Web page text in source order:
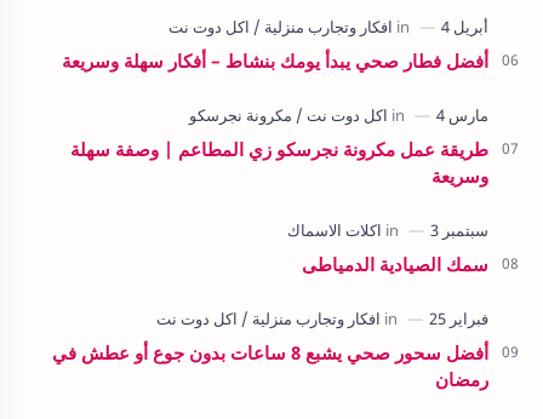
أفضل فطار صحي يبدأ يومك بنشاط – أفكار سهلة وسريعة
طريقة عمل مكرونة نجرسكو زي المطاعم | وصفة سهلة
وسريعة
سمك الصيادية الدمياطى
أفضل سحور صحي يشبع 8 ساعات بدون جوع أو عطش في
رمضان